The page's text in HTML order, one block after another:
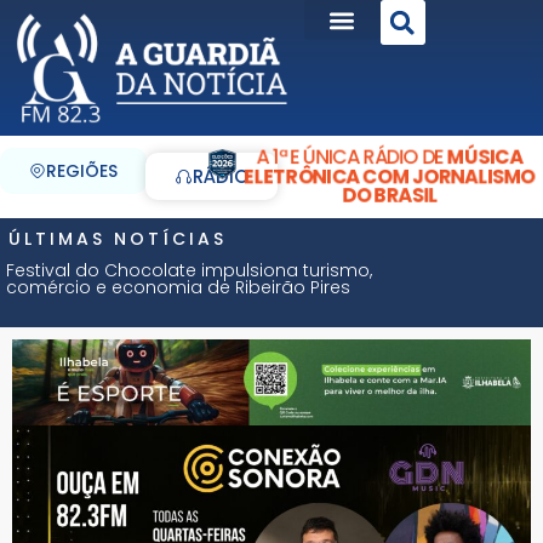
REGIÕES RÁDIO
A 1ª E ÚNICA RÁDIO DEMÚSICA
ELETRÔNICA COM JORNALISMO
DO BRASIL
ÚLTIMAS NOTÍCIAS
Festival do Chocolate impulsiona turismo,
comércio e economia de Ribeirão Pires